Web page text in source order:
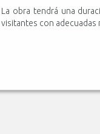
La obra tendrá una
visitantes con adecuadas